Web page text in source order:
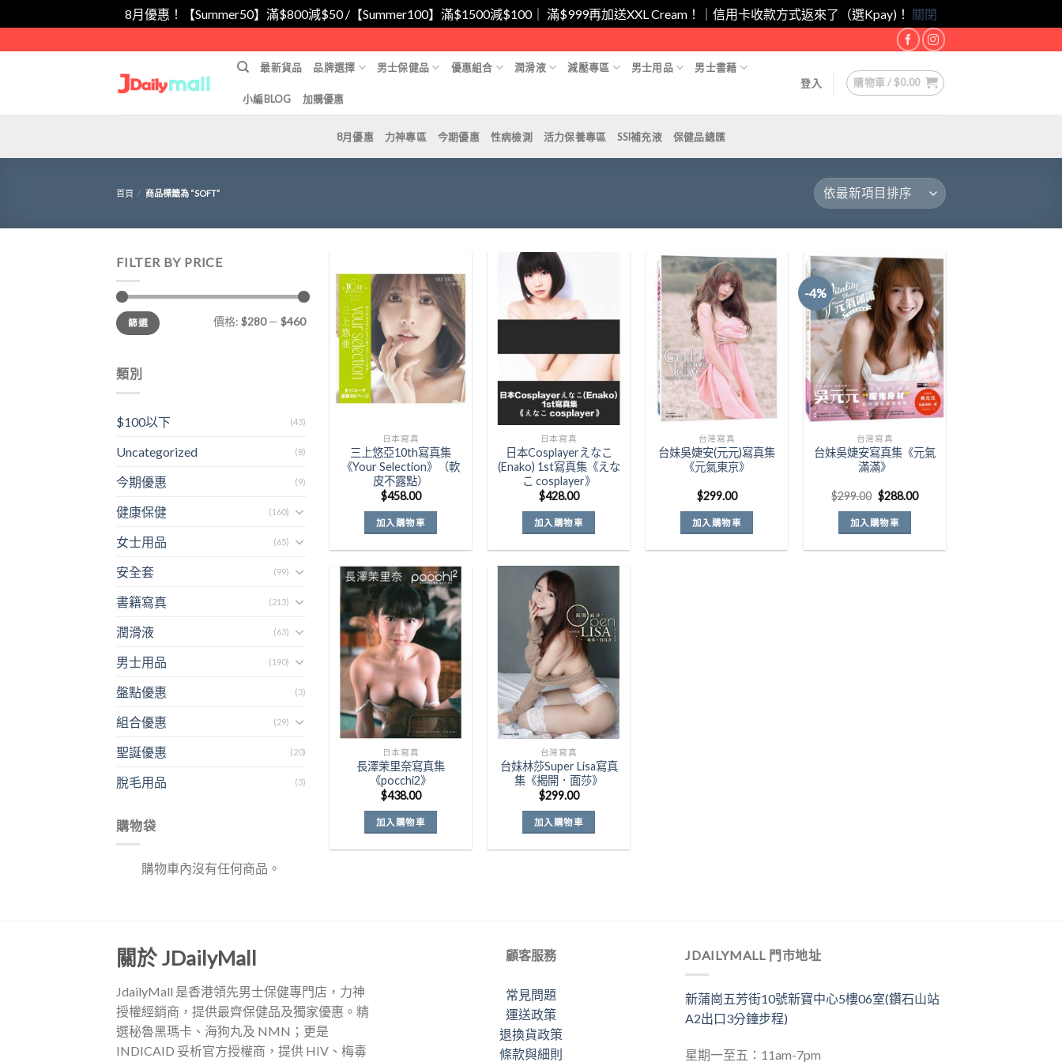
8月優惠！【Summer50】滿$800減$50 /【Summer100】滿$1500減$100｜ 滿$999再加送XXL Cream！｜信用卡收款方式返來了（選Kpay)！ 關閉
to
最新貨品 品牌選擇 男士保健品 優惠組合 潤滑液 減壓專區 男士用品 男士書藉
小編BLOG 加購優惠
登入 購物車 /$0.00
8月優惠 力神專區 今期優惠 性病檢測 活力保養專區 SSI補充液 保健品總匯
首頁 / 商品標籤為 “SOFT”
FILTER BY PRICE
最
低
價
最
高
價
篩選 價格: $280— $460
類別
$100以下 (43)
Uncategorized (8)
今期優惠 (9)
健康保健 (160)
女士用品 (65)
安全套 (99)
書籍寫真 (213)
潤滑液 (63)
男士用品 (190)
盤點優惠 (3)
組合優惠 (29)
聖誕優惠 (20)
脫毛用品 (3)
購物袋
購物車內沒有任何商品。
Add to
Wishlist
日本寫真
三上悠亞10th寫真集
《Your Selection》（軟
皮不露點）
$458.00
加入購物車
Add to
日本寫真
日本Cosplayerえなこ
(Enako) 1st寫真集《えな
こ cosplayer》
$428.00
加入購物車
Add to
Wishlist
台灣寫真
台妹吳婕安(元元)寫真集
《元氣東京》
$299.00
加入購物車
-4%
Add to
Wishlist
台灣寫真
台妹吳婕安寫真集《元氣
滿滿》
$299.00 原
價
格：
$288.00目
加入購物車
Add to
Wishlist
日本寫真
長澤茉里奈寫真集
《pocchi2》
$438.00
加入購物車
Add to
台灣寫真
台妹林莎Super Lisa寫真
集《揭開．面莎》
$299.00
加入購物車
關於 JDailyMall
JdailyMall 是香港領先男士保健專門店，力神
授權經銷商，提供最齊保健品及獨家優惠。精
選秘魯黑瑪卡、海狗丸及 NMN；更是
INDICAID 妥析官方授權商，提供 HIV、梅毒
顧客服務
常見問題
運送政策
退換貨政策
條款與細則
JDAILYMALL 門市地址
新蒲崗五芳街10號新寶中心5樓06室(鑽石山站
A2出口3分鐘步程)
星期一至五：11am-7pm